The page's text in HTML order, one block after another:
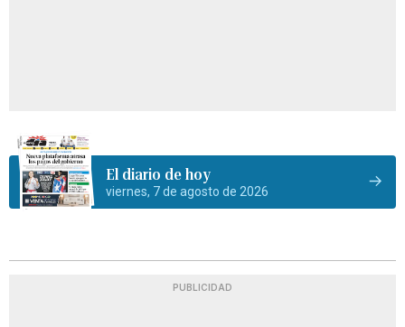
El diario de hoy
viernes, 7 de agosto de 2026
PUBLICIDAD